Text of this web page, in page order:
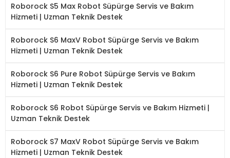
Roborock S5 Max Robot Süpürge Servis ve Bakım
Hizmeti | Uzman Teknik Destek
Roborock S6 MaxV Robot Süpürge Servis ve Bakım
Hizmeti | Uzman Teknik Destek
Roborock S6 Pure Robot Süpürge Servis ve Bakım
Hizmeti | Uzman Teknik Destek
Roborock S6 Robot Süpürge Servis ve Bakım Hizmeti |
Uzman Teknik Destek
Roborock S7 MaxV Robot Süpürge Servis ve Bakım
Hizmeti | Uzman Teknik Destek